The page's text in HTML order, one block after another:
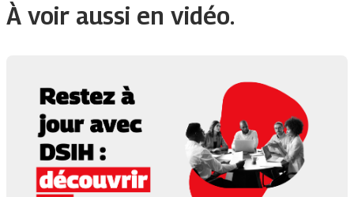
À voir aussi en vidéo.